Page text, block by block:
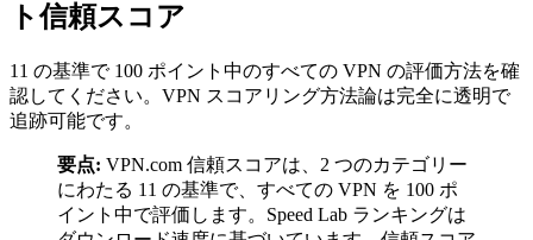
ト信頼スコア
11 の基準で 100 ポイント中のすべての VPN の評価方法を確
認してください。VPN スコアリング方法論は完全に透明で
追跡可能です。
要点: VPN.com 信頼スコアは、2 つのカテゴリー
にわたる 11 の基準で、すべての VPN を 100 ポ
イント中で評価します。Speed Lab ランキングは